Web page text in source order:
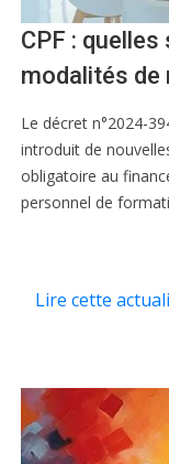
CPF :
modalités de
Le décret n°2024-
introduit de
obligatoire au
personnel de
Lire cette